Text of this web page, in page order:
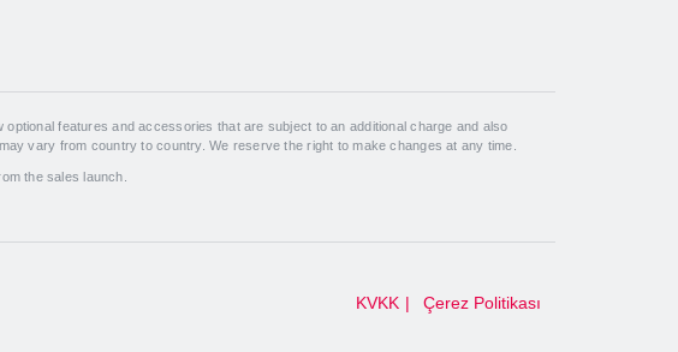
features and accessories that are subject to an additional charge and also
vary from country to country. We reserve the right to make changes at any time.
the sales launch.
KVKK Çerez Politikası